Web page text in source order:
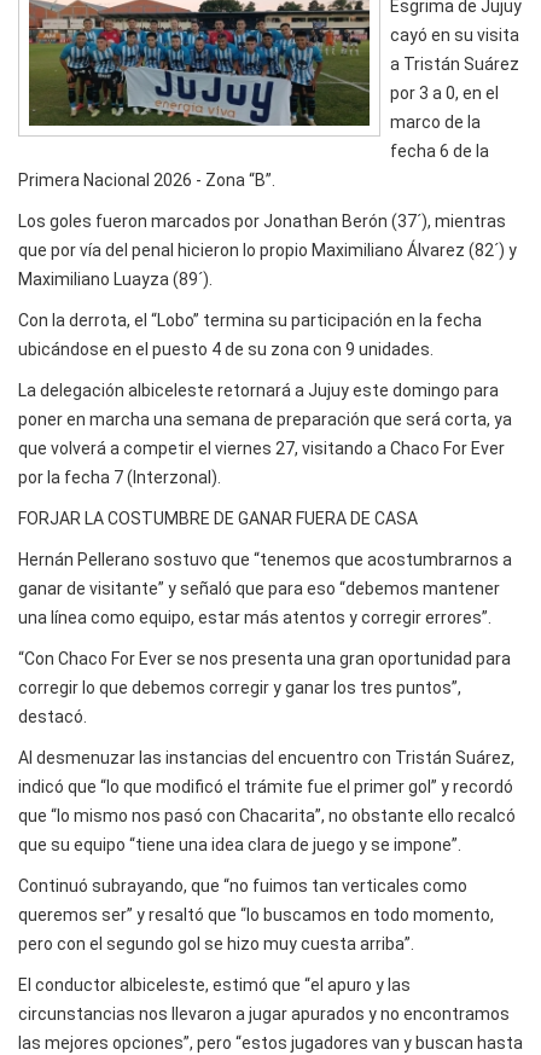
Esgrima de Jujuy
cayó en su visita
a Tristán Suárez
por 3 a 0, en el
marco de la
fecha 6 de la
Primera Nacional 2026 - Zona “B”.
Los goles fueron marcados por Jonathan Berón (37´), mientras
que por vía del penal hicieron lo propio Maximiliano Álvarez (82´) y
Maximiliano Luayza (89´).
Con la derrota, el “Lobo” termina su participación en la fecha
ubicándose en el puesto 4 de su zona con 9 unidades.
La delegación albiceleste retornará a Jujuy este domingo para
poner en marcha una semana de preparación que será corta, ya
que volverá a competir el viernes 27, visitando a Chaco For Ever
por la fecha 7 (Interzonal).
FORJAR LA COSTUMBRE DE GANAR FUERA DE CASA
Hernán Pellerano sostuvo que “tenemos que acostumbrarnos a
ganar de visitante” y señaló que para eso “debemos mantener
una línea como equipo, estar más atentos y corregir errores”.
“Con Chaco For Ever se nos presenta una gran oportunidad para
corregir lo que debemos corregir y ganar los tres puntos”,
destacó.
Al desmenuzar las instancias del encuentro con Tristán Suárez,
indicó que “lo que modificó el trámite fue el primer gol” y recordó
que “lo mismo nos pasó con Chacarita”, no obstante ello recalcó
que su equipo “tiene una idea clara de juego y se impone”.
Continuó subrayando, que “no fuimos tan verticales como
queremos ser” y resaltó que “lo buscamos en todo momento,
pero con el segundo gol se hizo muy cuesta arriba”.
El conductor albiceleste, estimó que “el apuro y las
circunstancias nos llevaron a jugar apurados y no encontramos
las mejores opciones”, pero “estos jugadores van y buscan hasta